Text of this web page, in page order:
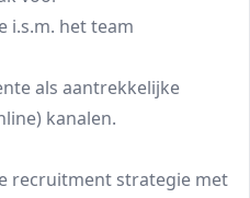
i.s.m. het team
als aantrekkelijke
kanalen.
recruitment strategie met